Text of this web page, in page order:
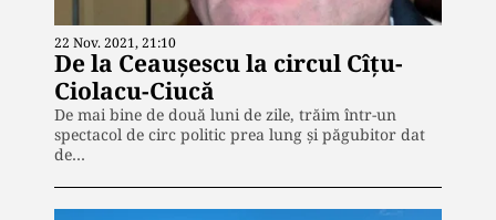
22 Nov. 2021, 21:10
De la Ceaușescu la circul Cîțu-
Ciolacu-Ciucă
De mai bine de două luni de zile, trăim într-un
spectacol de circ politic prea lung şi păgubitor dat
de…